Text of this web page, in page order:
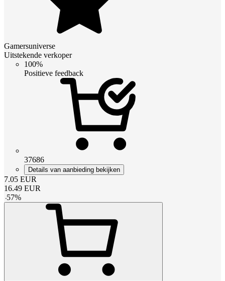
Gamersuniverse
Uitstekende verkoper
100%
Positieve feedback
37686
Details van aanbieding bekijken
7.05 EUR
16.49 EUR
-57%